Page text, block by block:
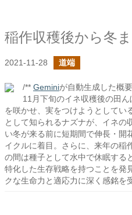
2021-11-28 道端
/** Geminiが自動生成した概
11月下旬のイネ収穫後の田
を咲かせ、実をつけようとしてい
として知られるナズナが、イネの
い冬が来る前に短期間で伸長・開
イクルに着目。さらに、来年の稲
の間は種子として水中で休眠する
特化した生存戦略を持つことを発
クな生命力と適応力に深く感銘を